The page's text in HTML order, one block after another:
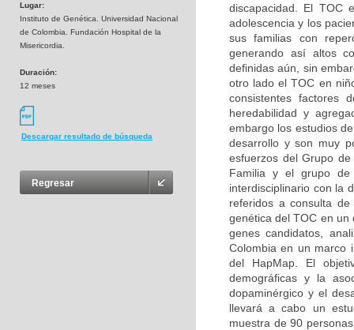
Lugar:
Instituto de Genética. Universidad Nacional
de Colombia. Fundación Hospital de la
Misericordia.
Duración:
12 meses
Descargar resultado de búsqueda
Regresar
discapacidad. El TOC
adolescencia y los
sus familias con
generando así altos
definidas aún, sin
otro lado el TOC en
consistentes factores
heredabilidad y
embargo los estudios
desarrollo y son muy
esfuerzos del Grupo
Familia y el grupo de
interdisciplinario con la
referidos a consulta
genética del TOC en un
genes candidatos,
Colombia en un marco
del HapMap. El
demográficas y la
dopaminérgico y el
llevará a cabo un
muestra de 90